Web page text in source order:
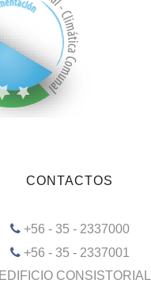
CONTACTOS
+56 - 35 - 2337000
+56 - 35 - 2337001
EDIFICIO CONSISTORIAL